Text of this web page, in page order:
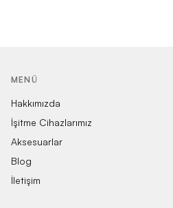
MENÜ
Hakkımızda
İşitme Cihazlarımız
Aksesuarlar
Blog
İletişim